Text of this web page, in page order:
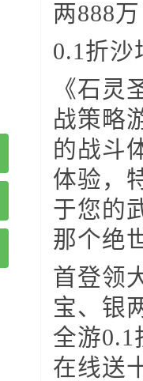
两888万
0.1折沙
《石灵
战策略
的战斗
体验，
于您的
那个绝
首登领
宝、银
全游0.1
在线送